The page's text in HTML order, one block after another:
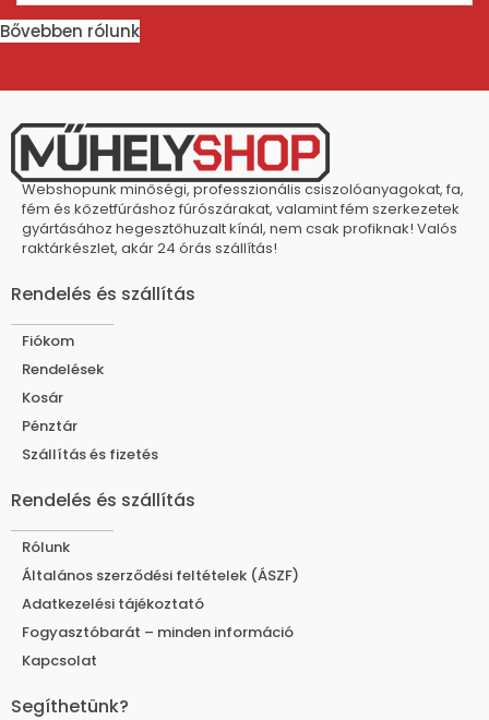
Bővebben rólunk
Webshopunk minőségi, professzionális csiszolóanyagokat, fa,
fém és kőzetfúráshoz fúrószárakat, valamint fém szerkezetek
gyártásához hegesztőhuzalt kínál, nem csak profiknak! Valós
raktárkészlet, akár 24 órás szállítás!
Rendelés és szállítás
Fiókom
Rendelések
Kosár
Pénztár
Szállítás és fizetés
Rendelés és szállítás
Rólunk
Általános szerződési feltételek (ÁSZF)
Adatkezelési tájékoztató
Fogyasztóbarát – minden információ
Kapcsolat
Segíthetünk?